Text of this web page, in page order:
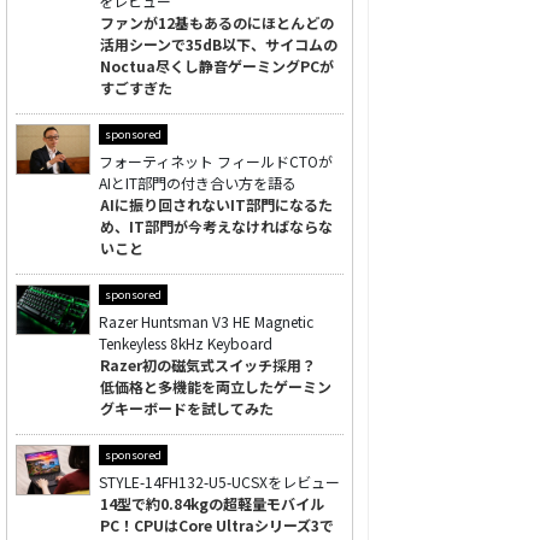
ファンが12基もあるのにほとんどの
活用シーンで35dB以下、サイコムの
Noctua尽くし静音ゲーミングPCが
すごすぎた
sponsored
フォーティネット フィールドCTOが
AIとIT部門の付き合い方を語る
AIに振り回されないIT部門になるた
め、IT部門が今考えなければならな
いこと
sponsored
Razer Huntsman V3 HE Magnetic
Tenkeyless 8kHz Keyboard
Razer初の磁気式スイッチ採用？
低価格と多機能を両立したゲーミン
グキーボードを試してみた
sponsored
STYLE-14FH132-U5-UCSXをレビュー
14型で約0.84kgの超軽量モバイル
PC！CPUはCore Ultraシリーズ3で